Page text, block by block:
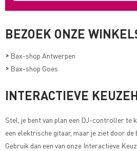
BEZOEK ONZE
> Bax-shop Antwerpen
> Bax-shop Goes
INTERACTIEVE
Stel, je bent van plan een DJ-controller te
een elektrische gitaar, maar je ziet door de
Gebruik dan een van onze Interactieve